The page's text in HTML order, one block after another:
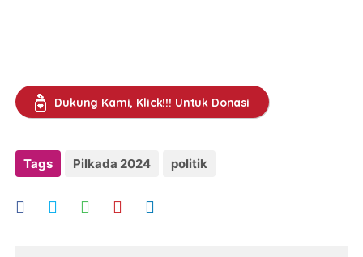
Dukung Kami, Klick!!! Untuk Donasi
Tags Pilkada 2024 politik